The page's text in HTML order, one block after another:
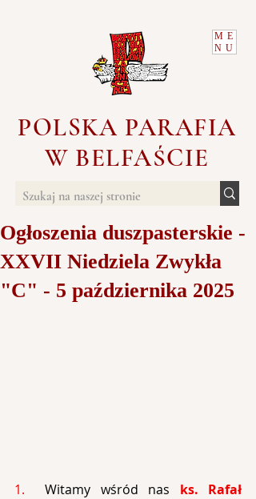
POLSKA PARAFIA
W BELFAŚCIE
ME
NU
Ogłoszenia duszpasterskie -
XXVII Niedziela Zwykła
"C" - 5 października 2025
1. Witamy wśród nas
ks. Rafał